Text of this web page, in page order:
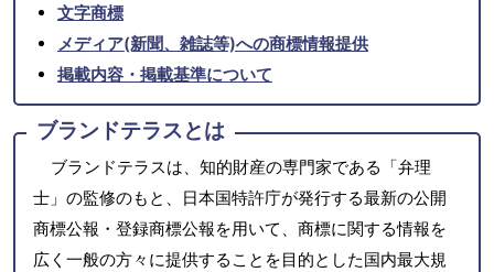
文字商標
メディア(新聞、雑誌等)への商標情報提供
掲載内容・掲載基準について
ブランドテラスとは
ブランドテラスは、知的財産の専門家である「弁理
士」の監修のもと、日本国特許庁が発行する最新の公開
商標公報・登録商標公報を用いて、商標に関する情報を
広く一般の方々に提供することを目的とした国内最大規